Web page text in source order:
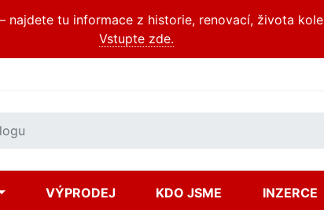
najdete tu informace z historie, renovací, života
Vstupte zde.
VÝPRODEJ KDO JSME INZERCE